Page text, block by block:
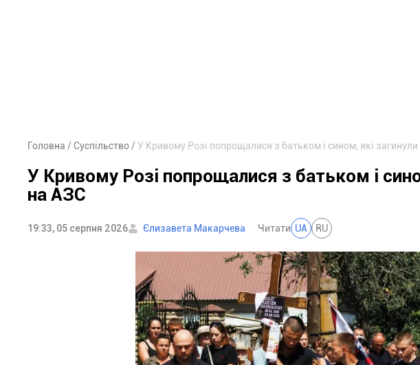
Головна Суспільство У Кривому Розі попрощалися з батьком і сином, які
У Кривому Розі попрощалися з батьком і
на АЗС
19:33, 05 серпня 2026 Єлизавета Макарчева Читати UA RU